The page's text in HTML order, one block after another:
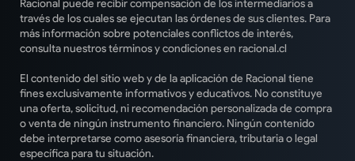
Racional puede recibir compensación de los intermediarios a
través de los cuales se ejecutan las órdenes de sus clientes. Para
más información sobre potenciales conflictos de interés,
consulta nuestros términos y condiciones en racional.cl
El contenido del sitio web y de la aplicación de Racional tiene
fines exclusivamente informativos y educativos. No constituye
una oferta, solicitud, ni recomendación personalizada de compra
o venta de ningún instrumento financiero. Ningún contenido
debe interpretarse como asesoría financiera, tributaria o legal
específica para tu situación.